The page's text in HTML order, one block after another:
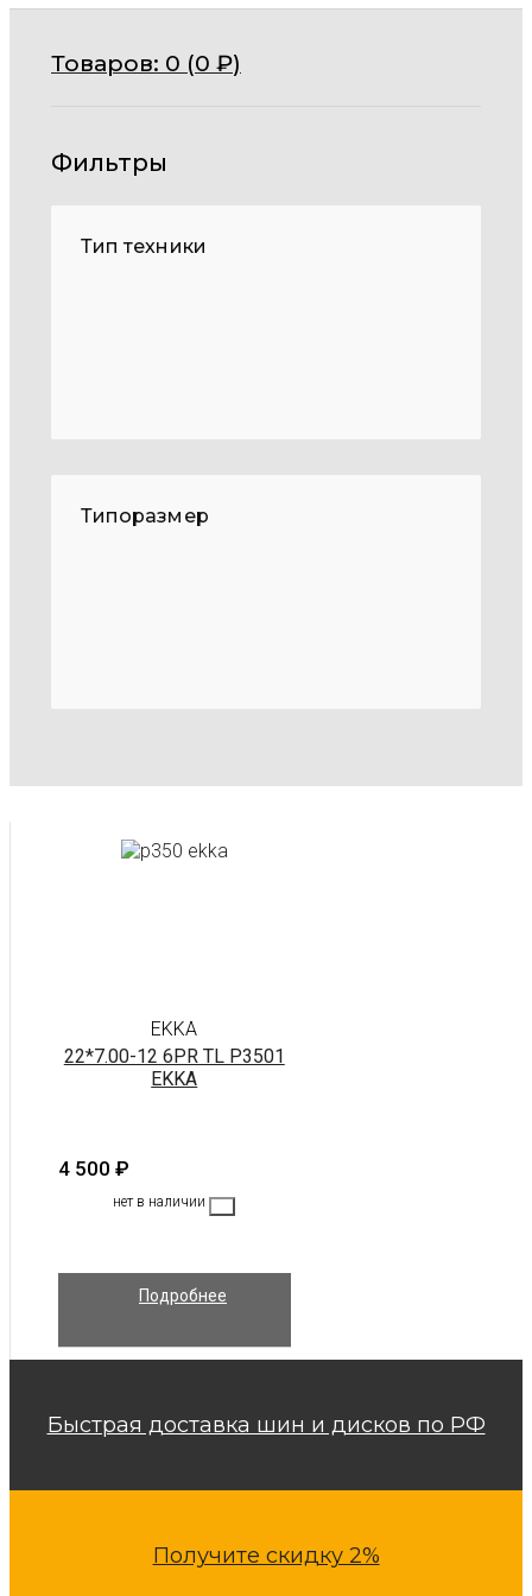
Товаров: 0 (0 ₽)
Фильтры
Тип техники
Типоразмер
EKKA
22*7.00-12 6PR TL P3501
EKKA
4 500 ₽
нет в наличии
Подробнее
Быстрая доставка шин и дисков по РФ
Получите скидку 2%